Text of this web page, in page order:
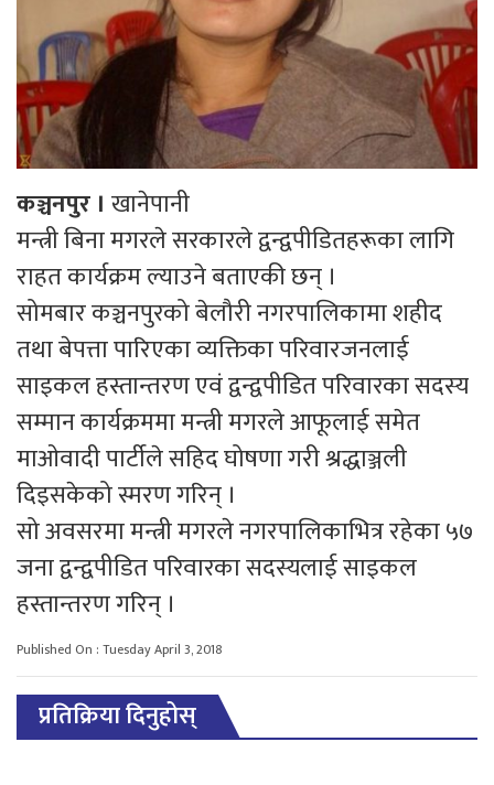
कञ्चनपुर । खानेपानी
मन्त्री बिना मगरले सरकारले द्वन्द्वपीडितहरूका लागि
राहत कार्यक्रम ल्याउने बताएकी छन् ।
सोमबार कञ्चनपुरको बेलौरी नगरपालिकामा शहीद
तथा बेपत्ता पारिएका व्यक्तिका परिवारजनलाई
साइकल हस्तान्तरण एवं द्वन्द्वपीडित परिवारका सदस्य
सम्मान कार्यक्रममा मन्त्री मगरले आफूलाई समेत
माओवादी पार्टीले सहिद घोषणा गरी श्रद्धाञ्जली
दिइसकेको स्मरण गरिन् ।
सो अवसरमा मन्त्री मगरले नगरपालिकाभित्र रहेका ५७
जना द्वन्द्वपीडित परिवारका सदस्यलाई साइकल
हस्तान्तरण गरिन् ।
Published On : Tuesday April 3, 2018
प्रतिक्रिया दिनुहोस्